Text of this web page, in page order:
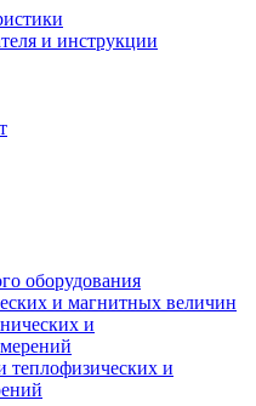
и инструкции
оборудования
и магнитных величин
и
теплофизических и